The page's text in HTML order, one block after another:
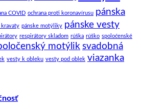
COVID ochrana proti koronavírusu pánska
kravaty pánske motýliky pánske vesty
respirátory skladom rúška rúško spoloćenské
motýlik svadobná
vesty k obleku vesty pod oblek viazanka